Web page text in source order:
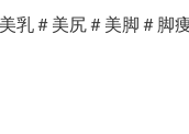
乳＃美尻＃美脚＃脚